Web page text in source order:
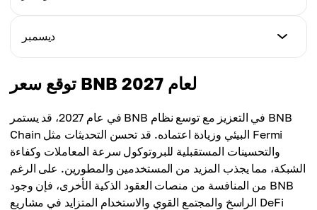
$727.35
أعلى سعر
متوسط السعر
$847.47
$743.57
أعلى سعر
متوسط السعر
$882.29
ديسمبر
$790.04
أعلى سعر
$1,002.12
متوسط السعر
$902.08
توقع سعر BNB لعام 2027
في عام 2027، قد يستمر BNB في التعزيز مع توسع نظام BNB
Chain البيئي وزيادة اعتماده. قد تحسن التحديثات مثل Fermi
والتحسينات المستقبلية للبروتوكول سرعة المعاملات وكفاءة
الشبكة، مما يجذب المزيد من المستخدمين والمطورين. على الرغم
من المنافسة من منصات العقود الذكية الأخرى، فإن وجود BNB
الراسخ والمجتمع القوي والاستخدام المتزايد في مشاريع DeFi